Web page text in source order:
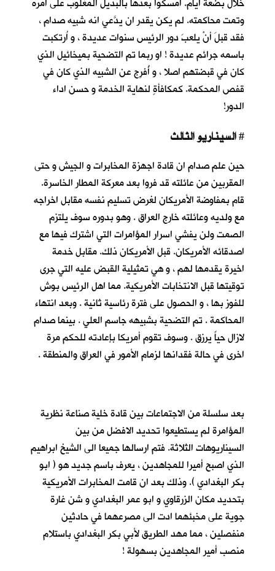
وتمت محاكمته. لم يكن يقدر ان يدَّعي انه شبيه صدام ،
فقد قبلَ أنْ يلعبَ دور الرئيس سنوات عديدة ، و اُرتكبت
باسمه جرائم عديدة ! او ربما تم التضحية بميخائيل الذي
كان في قبضتهم اصلا ، و أُفرِج عن الشبيه الذي كان في
قفص المحكمة. كمكافأةٍ لنهاية الخدمة و حسن اداء
الدور!
#
حين علم صدام ان قادة اجهزة المخابرات و الجيش و حتى
المقربين من عائلته قد فروا بعد معركة المطار الخاسرة.
قام بمفاوضة الأمريكان لغرض تسليم نفسه مقابل اخراجه
مع ولديه وعائلته خارج العراق . وهو بدوره سوف يلتزم
الصمت ولن يفشي اسرار المؤامرات التي اشترك فيها مع
اصدقائه الأمريكان. قبل الأمريكان ذلك. مقابل خدمة
اخيرة يقدمها لهم ، و هي تمثيلية القبض عليه التي جرى
توقيتها قبل الانتخابات الأمريكية. مما اهل الرئيس بوش
للفوز بها ، و الحصول على فترة رئاسية ثانية . وبعد انتهاء
المحاكمة . تم التضحية بشبيهه جاسم العلي . بينما صدام
لازال حياً يرزق . وسوف تقوم أمريكا بإعادته للحكم مرة
اخرى في حالة فقدانها لزمام الأمور في العراق والمنطقة .
بعد سلسلة من الاجتماعات بين قادة خلية صناعة نظرية
المؤامرة لم يستطيعوا تحديد الافضل من بين
السيناريوهات الثلاثة. فتم ارسالها جميعا الى الشيخ ابراهيم
الذي اصبح أميرا للمجاهدين ، يعرف باسم جديد هو ( ابو
بكر البغدادي ). وذلك بعد ان قامت المخابرات الأمريكية
بتحديد مكان الزرقاوي و ابو عمر البغدادي و شن غارة
جوية على مخبئهما ادت الى مصرعهما في حادثين
منفصلين ، مما مهد الطريق لأبي بكر البغدادي باستلام
منصب أمير المجاهدين بسهولة !